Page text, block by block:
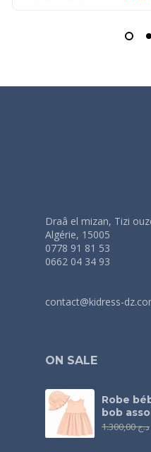
Draâ el mizan, Tizi
Algérie, 15005
0778 91 81 53
0662 04 34 93
contact@kidress-
ON SALE
Robe
bob
د.ج1.300,00